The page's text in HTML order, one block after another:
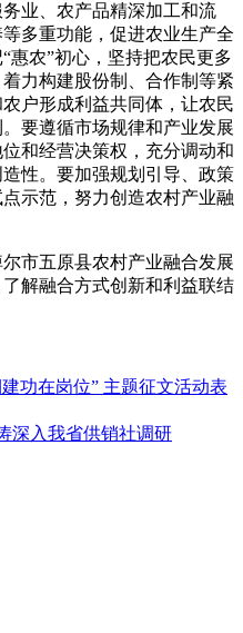
业、农产品精深加工和流
多重功能，促进农业生产全
惠农”初心，坚持把农民更多
力构建股份制、合作制等紧
户形成利益共同体，让农民
要遵循市场规律和产业发展
和经营决策权，充分调动和
性。要加强规划引导、政策
示范，努力创造农村产业融
五原县农村产业融合发展
解融合方式创新和利益联结
功在岗位” 主题征文活动表
深入我省供销社调研